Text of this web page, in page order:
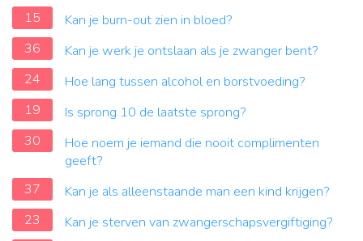
15
Kan je burn-out zien in bloed?
36
Kan je werk je ontslaan als je zwanger bent?
24
Hoe lang tussen alcohol en borstvoeding?
19
Is sprong 10 de laatste sprong?
30
Hoe noem je iemand die nooit complimenten
geeft?
37
Kan je als alleenstaande man een kind krijgen?
23
Kan je sterven van zwangerschapsvergiftiging?